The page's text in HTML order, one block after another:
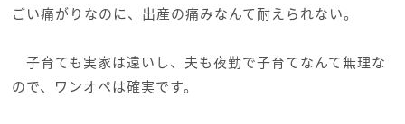
ごい痛がりなのに、出産の痛みなんて耐えられない。
子育ても実家は遠いし、夫も夜勤で子育てなんて無理な
ので、ワンオペは確実です。